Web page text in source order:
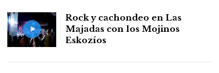
Rock y cachondeo en Las
Majadas con los Mojinos
Eskozíos